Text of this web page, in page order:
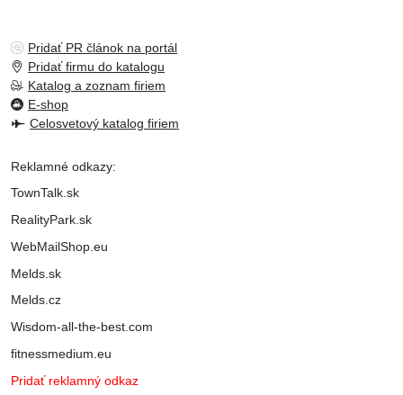
Pridať PR článok na portál
Pridať firmu do katalogu
Katalog a zoznam firiem
E-shop
Celosvetový katalog firiem
Reklamné odkazy:
TownTalk.sk
RealityPark.sk
WebMailShop.eu
Melds.sk
Melds.cz
Wisdom-all-the-best.com
fitnessmedium.eu
Pridať reklamný odkaz